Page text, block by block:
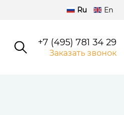
Ru En
+7 (495) 781 34 29
Заказать звонок